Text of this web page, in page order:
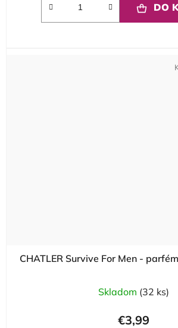
DO
CHATLER Survive For Men -
Skladom (32 ks)
€3,99